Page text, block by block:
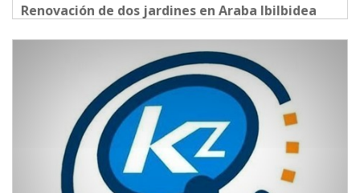
Renovación de dos jardines en Araba Ibilbidea